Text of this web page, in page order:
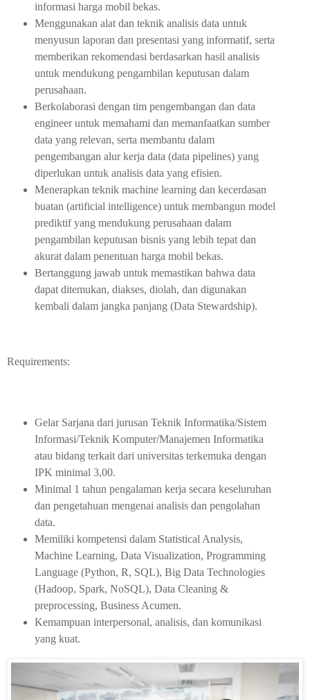
informasi harga mobil bekas.
Menggunakan alat dan teknik analisis data untuk
menyusun laporan dan presentasi yang informatif, serta
memberikan rekomendasi berdasarkan hasil analisis
untuk mendukung pengambilan keputusan dalam
perusahaan.
Berkolaborasi dengan tim pengembangan dan data
engineer untuk memahami dan memanfaatkan sumber
data yang relevan, serta membantu dalam
pengembangan alur kerja data (data pipelines) yang
diperlukan untuk analisis data yang efisien.
Menerapkan teknik machine learning dan kecerdasan
buatan (artificial intelligence) untuk membangun model
prediktif yang mendukung perusahaan dalam
pengambilan keputusan bisnis yang lebih tepat dan
akurat dalam penentuan harga mobil bekas.
Bertanggung jawab untuk memastikan bahwa data
dapat ditemukan, diakses, diolah, dan digunakan
kembali dalam jangka panjang (Data Stewardship).
Requirements:
Gelar Sarjana dari jurusan Teknik Informatika/Sistem
Informasi/Teknik Komputer/Manajemen Informatika
atau bidang terkait dari universitas terkemuka dengan
IPK minimal 3,00.
Minimal 1 tahun pengalaman kerja secara keseluruhan
dan pengetahuan mengenai analisis dan pengolahan
data.
Memiliki kompetensi dalam Statistical Analysis,
Machine Learning, Data Visualization, Programming
Language (Python, R, SQL), Big Data Technologies
(Hadoop, Spark, NoSQL), Data Cleaning &
preprocessing, Business Acumen.
Kemampuan interpersonal, analisis, dan komunikasi
yang kuat.